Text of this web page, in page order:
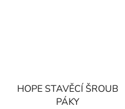
HOPE STAVĚCÍ ŠROUB
PÁKY